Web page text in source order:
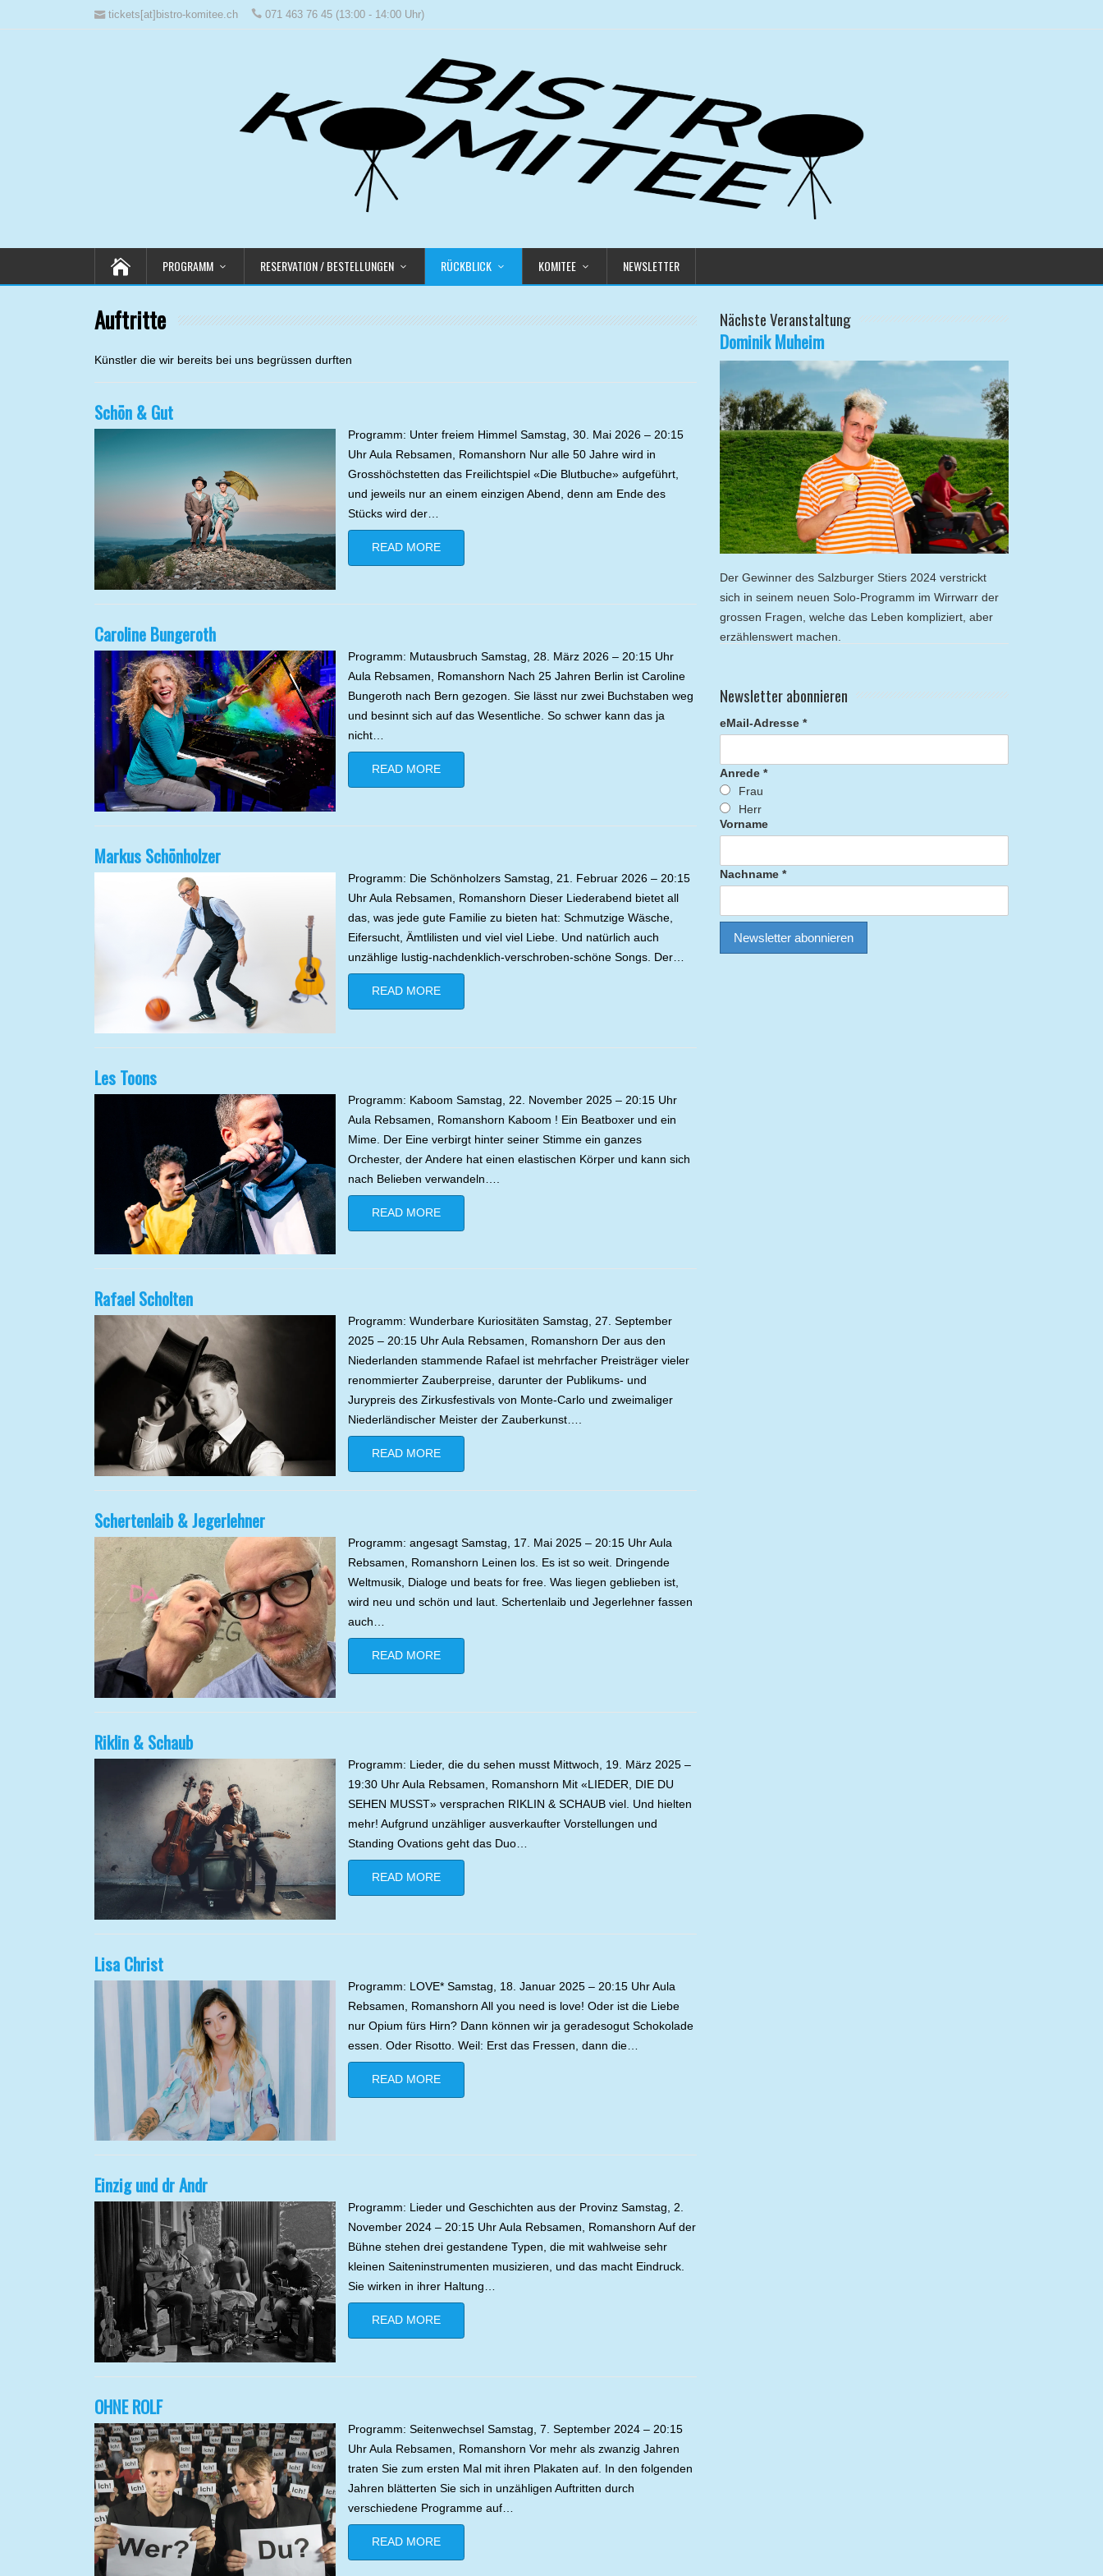
tickets[at]bistro-komitee.ch 071 463 76 45 (13:00 - 14:00 Uhr)
PROGRAMM RESERVATION / BESTELLUNGEN RÜCKBLICK KOMITEE NEWSLETTER
Auftritte
Künstler die wir bereits bei uns begrüssen durften
Schön & Gut
Programm: Unter freiem Himmel Samstag, 30. Mai 2026 – 20:15
Uhr Aula Rebsamen, Romanshorn Nur alle 50 Jahre wird in
Grosshöchstetten das Freilichtspiel «Die Blutbuche» aufgeführt,
und jeweils nur an einem einzigen Abend, denn am Ende des
Stücks wird der…
READ MORE
Caroline Bungeroth
Programm: Mutausbruch Samstag, 28. März 2026 – 20:15 Uhr
Aula Rebsamen, Romanshorn Nach 25 Jahren Berlin ist Caroline
Bungeroth nach Bern gezogen. Sie lässt nur zwei Buchstaben weg
und besinnt sich auf das Wesentliche. So schwer kann das ja
nicht…
READ MORE
Markus Schönholzer
Programm: Die Schönholzers Samstag, 21. Februar 2026 – 20:15
Uhr Aula Rebsamen, Romanshorn Dieser Liederabend bietet all
das, was jede gute Familie zu bieten hat: Schmutzige Wäsche,
Eifersucht, Ämtlilisten und viel viel Liebe. Und natürlich auch
unzählige lustig-nachdenklich-verschroben-schöne Songs. Der…
READ MORE
Les Toons
Programm: Kaboom Samstag, 22. November 2025 – 20:15 Uhr
Aula Rebsamen, Romanshorn Kaboom ! Ein Beatboxer und ein
Mime. Der Eine verbirgt hinter seiner Stimme ein ganzes
Orchester, der Andere hat einen elastischen Körper und kann sich
nach Belieben verwandeln….
READ MORE
Rafael Scholten
Programm: Wunderbare Kuriositäten Samstag, 27. September
2025 – 20:15 Uhr Aula Rebsamen, Romanshorn Der aus den
Niederlanden stammende Rafael ist mehrfacher Preisträger vieler
renommierter Zauberpreise, darunter der Publikums- und
Jurypreis des Zirkusfestivals von Monte-Carlo und zweimaliger
Niederländischer Meister der Zauberkunst….
READ MORE
Schertenlaib & Jegerlehner
Programm: angesagt Samstag, 17. Mai 2025 – 20:15 Uhr Aula
Rebsamen, Romanshorn Leinen los. Es ist so weit. Dringende
Weltmusik, Dialoge und beats for free. Was liegen geblieben ist,
wird neu und schön und laut. Schertenlaib und Jegerlehner fassen
auch…
READ MORE
Riklin & Schaub
Programm: Lieder, die du sehen musst Mittwoch, 19. März 2025 –
19:30 Uhr Aula Rebsamen, Romanshorn Mit «LIEDER, DIE DU
SEHEN MUSST» versprachen RIKLIN & SCHAUB viel. Und hielten
mehr! Aufgrund unzähliger ausverkaufter Vorstellungen und
Standing Ovations geht das Duo…
READ MORE
Lisa Christ
Programm: LOVE* Samstag, 18. Januar 2025 – 20:15 Uhr Aula
Rebsamen, Romanshorn All you need is love! Oder ist die Liebe
nur Opium fürs Hirn? Dann können wir ja geradesogut Schokolade
essen. Oder Risotto. Weil: Erst das Fressen, dann die…
READ MORE
Einzig und dr Andr
Programm: Lieder und Geschichten aus der Provinz Samstag, 2.
November 2024 – 20:15 Uhr Aula Rebsamen, Romanshorn Auf der
Bühne stehen drei gestandene Typen, die mit wahlweise sehr
kleinen Saiteninstrumenten musizieren, und das macht Eindruck.
Sie wirken in ihrer Haltung…
READ MORE
OHNE ROLF
Programm: Seitenwechsel Samstag, 7. September 2024 – 20:15
Uhr Aula Rebsamen, Romanshorn Vor mehr als zwanzig Jahren
traten Sie zum ersten Mal mit ihren Plakaten auf. In den folgenden
Jahren blätterten Sie sich in unzähligen Auftritten durch
verschiedene Programme auf…
READ MORE
Nächste Veranstaltung
Dominik Muheim
Der Gewinner des Salzburger Stiers 2024 verstrickt
sich in seinem neuen Solo-Programm im Wirrwarr der
grossen Fragen, welche das Leben kompliziert, aber
erzählenswert machen.
Newsletter abonnieren
eMail-Adresse *
Anrede *
Frau
Herr
Vorname
Nachname *